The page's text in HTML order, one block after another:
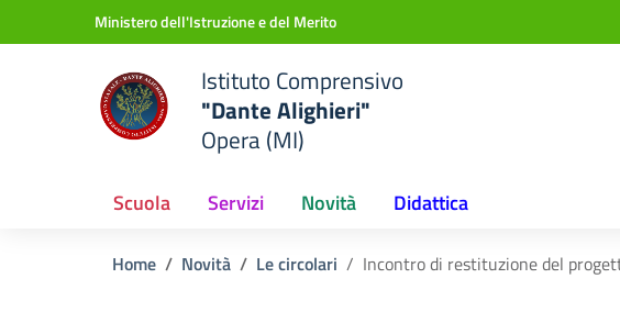
Vai ai contenuti
Vai al menu di navigazioneMinistero dell'Istruzione e del Merito
Istituto Comprensivo
"Dante Alighieri"
Opera (MI)
Scuola Servizi Novità Didattica
Home Novità Le circolari Incontro di restituzione del